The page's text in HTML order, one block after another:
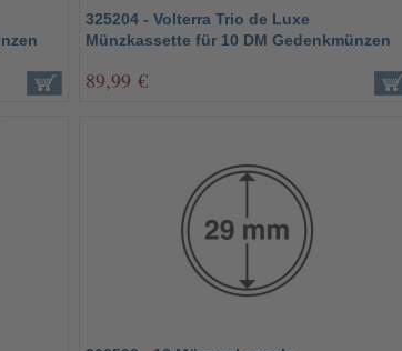
325204 - Volterra Trio de Luxe
Münzkassette für 10 DM Gedenkmünzen
89,99 €